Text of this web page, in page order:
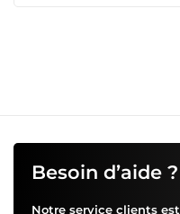
Besoin d’aide ?
Notre service clients